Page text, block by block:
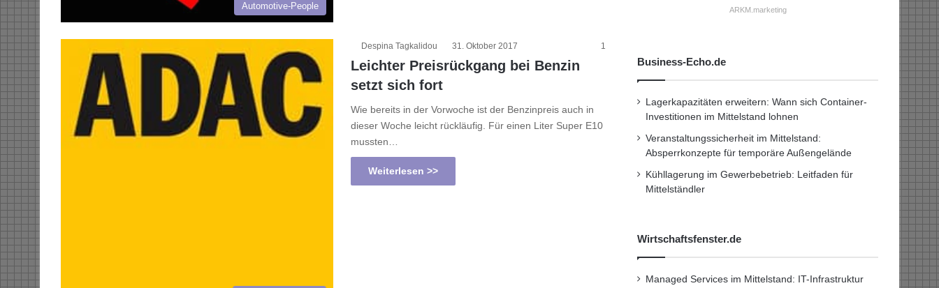
Automotive-People
Despina Tagkalidou 31. Oktober 2017 1
Leichter Preisrückgang bei Benzin
setzt sich fort
Wie bereits in der Vorwoche ist der Benzinpreis auch in
dieser Woche leicht rückläufig. Für einen Liter Super E10
mussten…
Weiterlesen >>
ARKM.marketing
Business-Echo.de
Lagerkapazitäten erweitern: Wann sich Container-
Investitionen im Mittelstand lohnen
Veranstaltungssicherheit im Mittelstand:
Absperrkonzepte für temporäre Außengelände
Kühllagerung im Gewerbebetrieb: Leitfaden für
Mittelständler
Wirtschaftsfenster.de
Managed Services im Mittelstand: IT-Infrastruktur